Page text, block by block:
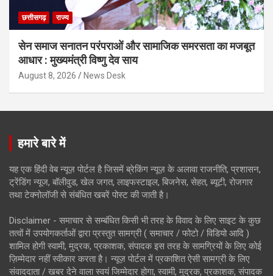
छत्तीसगढ़ राज्य
सेन समाज सनातन परंपराओं और सामाजिक समरसता का मजबूत
आधार : मुख्यमंत्री विष्णु देव साय
August 8, 2026 News Desk
हमारे बारे में
यह एक हिंदी वेब न्यूज़ पोर्टल है जिसमें ब्रेकिंग न्यूज़ के अलावा राजनीति, प्रशासन,
ट्रेंडिंग न्यूज, बॉलीवुड, खेल जगत, लाइफस्टाइल, बिजनेस, सेहत, ब्यूटी, रोजगार
तथा टेक्नोलॉजी से संबंधित खबरें पोस्ट की जाती है।
Disclaimer - समाचार से सम्बंधित किसी भी तरह के विवाद के लिए साइट के कुछ
तत्वों में उपयोगकर्ताओं द्वारा प्रस्तुत सामग्री ( समाचार / फोटो / विडियो आदि )
शामिल होगी स्वामी, मुद्रक, प्रकाशक, संपादक इस तरह के सामग्रियों के लिए कोई
ज़िम्मेदार नहीं स्वीकार करता है। न्यूज़ पोर्टल में प्रकाशित ऐसी सामग्री के लिए
संवाददाता / खबर देने वाला स्वयं जिम्मेदार होगा, स्वामी, मुद्रक, प्रकाशक, संपादक